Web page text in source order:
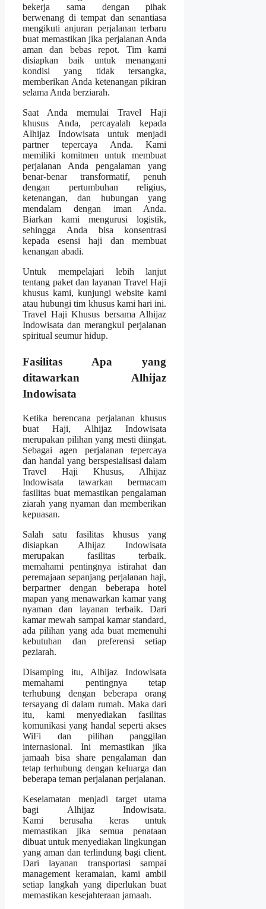
bekerja sama dengan pihak
berwenang di tempat dan senantiasa
mengikuti anjuran perjalanan terbaru
buat memastikan jika perjalanan Anda
aman dan bebas repot. Tim kami
disiapkan baik untuk menangani
kondisi yang tidak tersangka,
memberikan Anda ketenangan pikiran
selama Anda berziarah.
Saat Anda memulai Travel Haji
khusus Anda, percayalah kepada
Alhijaz Indowisata untuk menjadi
partner tepercaya Anda. Kami
memiliki komitmen untuk membuat
perjalanan Anda pengalaman yang
benar-benar transformatif, penuh
dengan pertumbuhan religius,
ketenangan, dan hubungan yang
mendalam dengan iman Anda.
Biarkan kami mengurusi logistik,
sehingga Anda bisa konsentrasi
kepada esensi haji dan membuat
kenangan abadi.
Untuk mempelajari lebih lanjut
tentang paket dan layanan Travel Haji
khusus kami, kunjungi website kami
atau hubungi tim khusus kami hari ini.
Travel Haji Khusus bersama Alhijaz
Indowisata dan merangkul perjalanan
spiritual seumur hidup.
Fasilitas Apa yang
ditawarkan Alhijaz
Indowisata
Ketika berencana perjalanan khusus
buat Haji, Alhijaz Indowisata
merupakan pilihan yang mesti diingat.
Sebagai agen perjalanan tepercaya
dan handal yang berspesialisasi dalam
Travel Haji Khusus, Alhijaz
Indowisata tawarkan bermacam
fasilitas buat memastikan pengalaman
ziarah yang nyaman dan memberikan
kepuasan.
Salah satu fasilitas khusus yang
disiapkan Alhijaz Indowisata
merupakan fasilitas terbaik.
memahami pentingnya istirahat dan
peremajaan sepanjang perjalanan haji,
berpartner dengan beberapa hotel
mapan yang menawarkan kamar yang
nyaman dan layanan terbaik. Dari
kamar mewah sampai kamar standard,
ada pilihan yang ada buat memenuhi
kebutuhan dan preferensi setiap
peziarah.
Disamping itu, Alhijaz Indowisata
memahami pentingnya tetap
terhubung dengan beberapa orang
tersayang di dalam rumah. Maka dari
itu, kami menyediakan fasilitas
komunikasi yang handal seperti akses
WiFi dan pilihan panggilan
internasional. Ini memastikan jika
jamaah bisa share pengalaman dan
tetap terhubung dengan keluarga dan
beberapa teman perjalanan perjalanan.
Keselamatan menjadi target utama
bagi Alhijaz Indowisata.
Kami berusaha keras untuk
memastikan jika semua penataan
dibuat untuk menyediakan lingkungan
yang aman dan terlindung bagi client.
Dari layanan transportasi sampai
management keramaian, kami ambil
setiap langkah yang diperlukan buat
memastikan kesejahteraan jamaah.